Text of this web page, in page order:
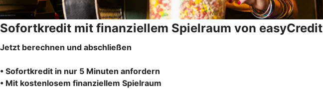
Sofortkredit mit finanziellem Spielraum von easyCredit
Jetzt berechnen und abschließen
• Sofortkredit in nur 5 Minuten anfordern
• Mit kostenlosem finanziellem Spielraum